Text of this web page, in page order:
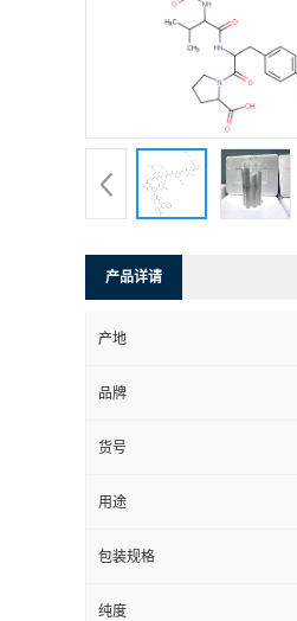
产品详请
产地
品牌
货号
用途
包装规格
纯度